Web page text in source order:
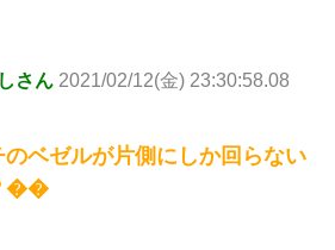
さん 2021/02/12(金) 23:30:58.08
ベゼルが片側にしか回らない
��